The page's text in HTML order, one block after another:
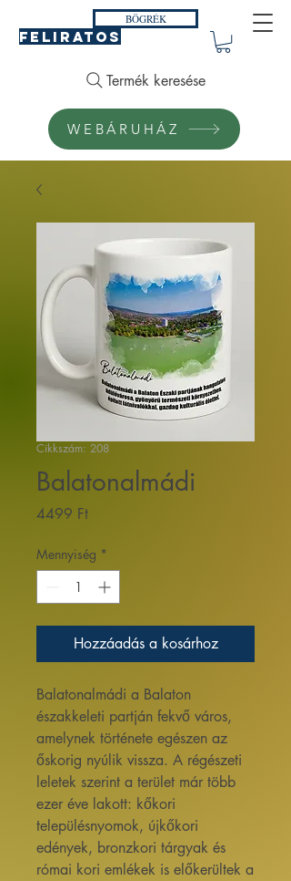
FELIRATOS
BÖGRÉK
Termék keresése
WEBÁRUHÁZ
Cikkszám: 208
Balatonalmádi
4499 FtÁr
Mennyiség *
Hozzáadás a kosárhoz
Balatonalmádi a Balaton
északkeleti partján fekvő város,
amelynek története egészen az
őskorig nyúlik vissza. A régészeti
leletek szerint a terület már több
ezer éve lakott: kőkori
településnyomok, újkőkori
edények, bronzkori tárgyak és
római kori emlékek is előkerültek a